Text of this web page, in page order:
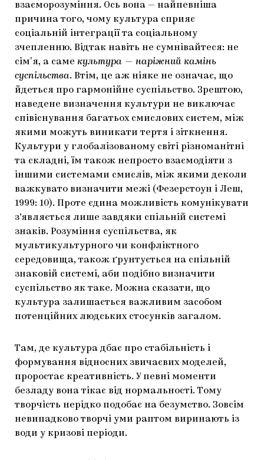
взаєморозуміння. Ось вона — найпевніша
причина того, чому культура сприяє
соціальній інтеграції та соціальному
зчепленню. Відтак навіть не сумнівайтеся: не
сімʼя, а саме культура — наріжний камінь
суспільства. Втім, це аж ніяке не означає, що
йдеться про гармонійне суспільство. Зрештою,
наведене визначення культури не виключає
співіснування багатьох смислових систем, між
якими можуть виникати тертя і зіткнення.
Культури у глобалізованому світі різноманітні
та складні, їм також непросто взаємодіяти з
іншими системами смислів, між якими деколи
важкувато визначити межі (Фезерстоун і Леш,
1999: 10). Проте єдина можливість комунікувати
з’являється лише завдяки спільній системі
знаків. Розуміння суспільства, як
мультикультурного чи конфліктного
середовища, також ґрунтується на спільній
знаковій системі, аби подібно визначити
суспільство як таке. Можна сказати, що
культура залишається важливим засобом
потенційних людських стосунків загалом.
Там, де культура дбає про стабільність і
формування відносних звичаєвих моделей,
проростає креативність. У певні моменти
безладу вона тікає від нормальності. Тому
творчість нерідко подобає на безумство. Зовсім
невипадково творчі уми раптом виринають із
води у кризові періоди.